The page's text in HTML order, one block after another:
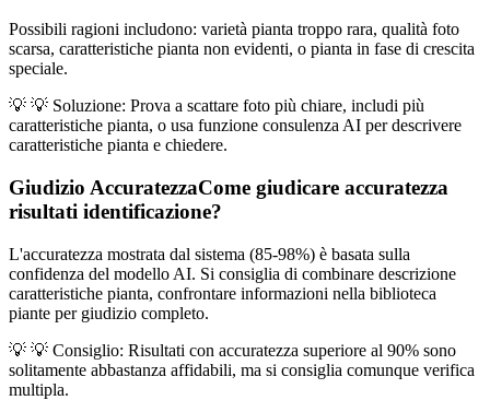
Possibili ragioni includono: varietà pianta troppo rara, qualità foto
scarsa, caratteristiche pianta non evidenti, o pianta in fase di crescita
speciale.
💡 💡 Soluzione: Prova a scattare foto più chiare, includi più
caratteristiche pianta, o usa funzione consulenza AI per descrivere
caratteristiche pianta e chiedere.
Giudizio AccuratezzaCome giudicare accuratezza
risultati identificazione?
L'accuratezza mostrata dal sistema (85-98%) è basata sulla
confidenza del modello AI. Si consiglia di combinare descrizione
caratteristiche pianta, confrontare informazioni nella biblioteca
piante per giudizio completo.
💡 💡 Consiglio: Risultati con accuratezza superiore al 90% sono
solitamente abbastanza affidabili, ma si consiglia comunque verifica
multipla.